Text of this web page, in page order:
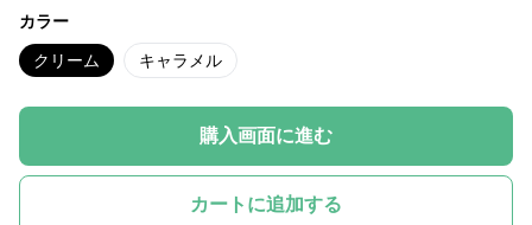
カラー
クリーム キャラメル
購入画面に進む
カートに追加する